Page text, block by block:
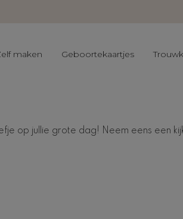
maken Geboortekaartjes
op jullie grote dag! Neem eens een